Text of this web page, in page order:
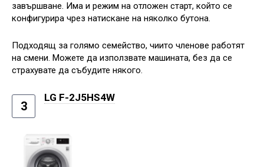
завършване. Има и режим на отложен старт, който се
конфигурира чрез натискане на няколко бутона.
Подходящ за голямо семейство, чиито членове работят
на смени. Можете да използвате машината, без да се
страхувате да събудите някого.
3
LG F-2J5HS4W